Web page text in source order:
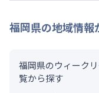
福岡県の地域情報
福岡県のウィーク
覧から探す